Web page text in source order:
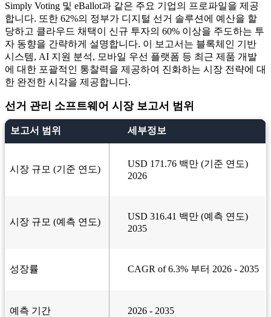
Simply Voting 및 eBallot과 같은 주요 기업의 프로파일을 제공
합니다. 또한 62%의 정부가 디지털 선거 솔루션에 예산을 할
당하고 클라우드 채택이 신규 투자의 60% 이상을 주도하는 투
자 동향을 간략하게 설명합니다. 이 보고서는 블록체인 기반
시스템, AI 지원 분석, 모바일 우선 플랫폼 등 최근 제품 개발
에 대한 포괄적인 통찰력을 제공하여 진화하는 시장 전략에 대
한 완전한 시각을 제공합니다.
선거 관리 소프트웨어 시장 보고서 범위
보고서 범위 세부정보
시장 규모 (기준 연도)
USD 171.76 백만 (기준 연도)
2026
시장 규모 (예측 연도)
USD 316.41 백만 (예측 연도)
2035
성장률 CAGR of 6.3% 부터 2026 - 2035
예측 기간 2026 - 2035